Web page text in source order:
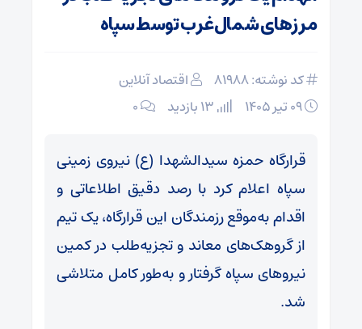
مرز‌های شمال‌غرب توسط سپاه
کد نوشته: 81988
اقتصاد آنلاین
۰
قرارگاه حمزه سیدالشهدا (ع) نیروی زمینی
سپاه اعلام کرد با رصد دقیق اطلاعاتی و
اقدام به‌موقع رزمندگان این قرارگاه، یک تیم
از گروهک‌های معاند و تجزیه‌طلب در کمین
نیرو‌های سپاه گرفتار و به‌طور کامل متلاشی
شد.